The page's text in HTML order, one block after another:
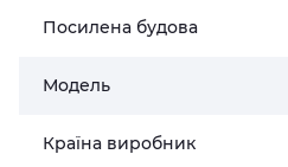
Посилена будова
Модель
Країна виробник